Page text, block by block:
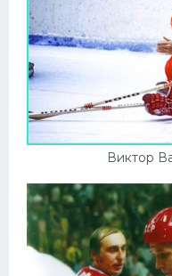
Виктор